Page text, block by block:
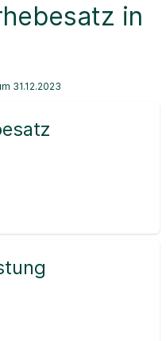
in
31.12.2023